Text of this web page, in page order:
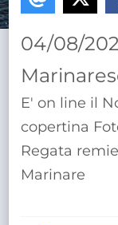
04/08/
E' on line il
copertina
Regata
Marinare